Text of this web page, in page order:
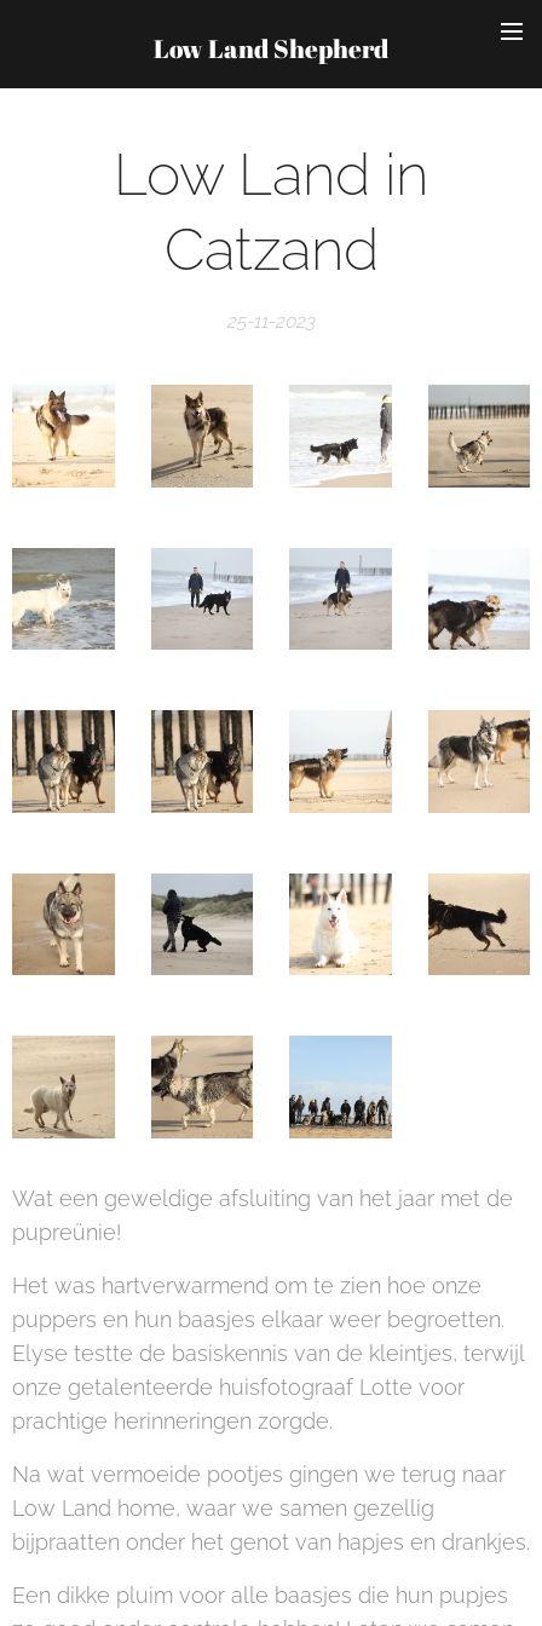
Low Land Shepherd
Low Land in
Catzand
25-11-2023
Wat een geweldige afsluiting van het jaar met de
pupreünie!
Het was hartverwarmend om te zien hoe onze
puppers en hun baasjes elkaar weer begroetten.
Elyse testte de basiskennis van de kleintjes, terwijl
onze getalenteerde huisfotograaf Lotte voor
prachtige herinneringen zorgde.
Na wat vermoeide pootjes gingen we terug naar
Low Land home, waar we samen gezellig
bijpraatten onder het genot van hapjes en drankjes.
Een dikke pluim voor alle baasjes die hun pupjes